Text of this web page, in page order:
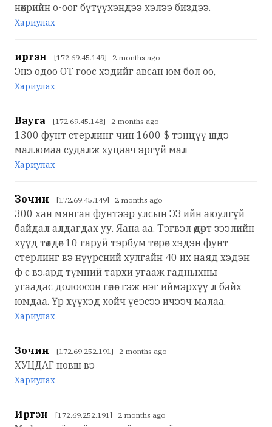
нөхрийн о-оог бүтүүхэндээ хэлээ биздээ.
Хариулах
иргэн [172.69.45.149] 2 months ago
Энэ одоо ОТ гоос хэдийг авсан юм бол оо,
Хариулах
Bayra [172.69.45.148] 2 months ago
1300 фунт стерлинг чин 1600 $ тэнцүү шдэ
мал.юмаа судалж хуцаач эргүй мал
Хариулах
Зочин [172.69.45.149] 2 months ago
300 хан мянган фунтээр улсын ЭЗ ийн аюулгүй
байдал алдагдах уу. Яана аа. Тэгвэл өдөрт зээлийн
хүүд төлдөг 10 гаруй тэрбум төгрөг хэдэн фунт
стерлинг вэ нүүрсний хулгайн 40 их наяд хэдэн
ф с вэ.ард түмний тархи угааж гадныхны
угаадас долоосон гөлөг гэж нэг иймэрхүү л байх
юмдаа. Үр хүүхэд хойч үеэсээ ичээч малаа.
Хариулах
Зочин [172.69.252.191] 2 months ago
ХУЦДАГ новш вэ
Хариулах
Иргэн [172.69.252.191] 2 months ago